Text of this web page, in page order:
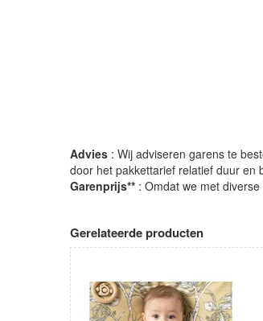
Advies : Wij adviseren garens te
door het pakkettarief relatief duur en
Garenprijs** : Omdat we met
Gerelateerde producten